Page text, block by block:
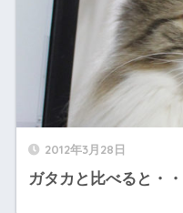
2012年3月28日
ガタカと比べると・